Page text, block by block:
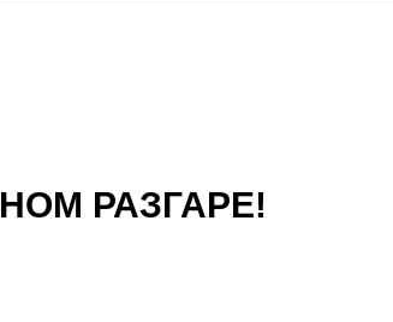
РАЗГАРЕ!